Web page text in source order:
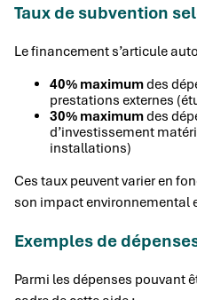
Taux de subvention
Le financement s’articule
40% maximumdes
prestations externes
30% maximumdes
d’investissement
installations)
Ces taux peuvent varier en
son impact environnemental
Exemples de
Parmi les dépenses pouvant